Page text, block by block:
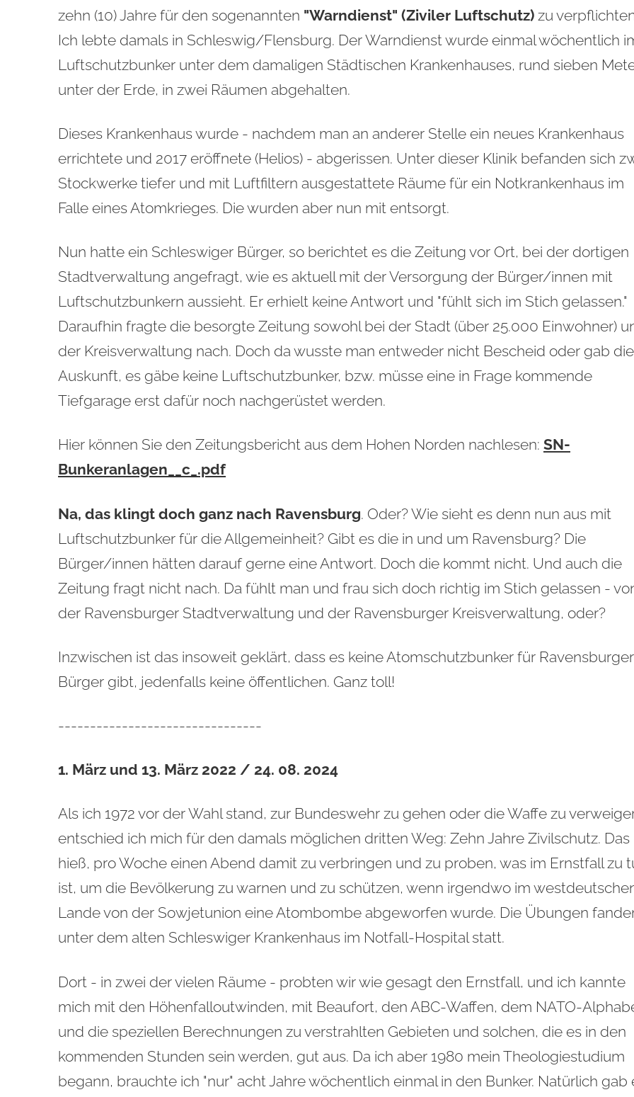
zehn (10) Jahre für den sogenannten "Warndienst" (Ziviler Luftschutz) zu
Ich lebte damals in Schleswig/Flensburg. Der Warndienst wurde einmal wöchentlich
Luftschutzbunker unter dem damaligen Städtischen Krankenhauses, rund sieben
unter der Erde, in zwei Räumen abgehalten.
Dieses Krankenhaus wurde - nachdem man an anderer Stelle ein neues Krankenhaus
errichtete und 2017 eröffnete (Helios) - abgerissen. Unter dieser Klinik befanden sich
Stockwerke tiefer und mit Luftfiltern ausgestattete Räume für ein Notkrankenhaus im
Falle eines Atomkrieges. Die wurden aber nun mit entsorgt.
Nun hatte ein Schleswiger Bürger, so berichtet es die Zeitung vor Ort, bei der dortigen
Stadtverwaltung angefragt, wie es aktuell mit der Versorgung der Bürger/innen mit
Luftschutzbunkern aussieht. Er erhielt keine Antwort und "fühlt sich im Stich gelassen."
Daraufhin fragte die besorgte Zeitung sowohl bei der Stadt (über 25.000 Einwohner)
der Kreisverwaltung nach. Doch da wusste man entweder nicht Bescheid oder gab die
Auskunft, es gäbe keine Luftschutzbunker, bzw. müsse eine in Frage kommende
Tiefgarage erst dafür noch nachgerüstet werden.
Hier können Sie den Zeitungsbericht aus dem Hohen Norden nachlesen: SN-
Bunkeranlagen__c_.pdf
Na, das klingt doch ganz nach Ravensburg. Oder? Wie sieht es denn nun aus mit
Luftschutzbunker für die Allgemeinheit? Gibt es die in und um Ravensburg? Die
Bürger/innen hätten darauf gerne eine Antwort. Doch die kommt nicht. Und auch die
Zeitung fragt nicht nach. Da fühlt man und frau sich doch richtig im Stich gelassen -
der Ravensburger Stadtverwaltung und der Ravensburger Kreisverwaltung, oder?
Inzwischen ist das insoweit geklärt, dass es keine Atomschutzbunker für Ravensburger
Bürger gibt, jedenfalls keine öffentlichen. Ganz toll!
--------------------------------
1. März und 13. März 2022 / 24. 08. 2024
Als ich 1972 vor der Wahl stand, zur Bundeswehr zu gehen oder die Waffe zu
entschied ich mich für den damals möglichen dritten Weg: Zehn Jahre Zivilschutz. Das
hieß, pro Woche einen Abend damit zu verbringen und zu proben, was im Ernstfall zu
ist, um die Bevölkerung zu warnen und zu schützen, wenn irgendwo im
Lande von der Sowjetunion eine Atombombe abgeworfen wurde. Die Übungen
unter dem alten Schleswiger Krankenhaus im Notfall-Hospital statt.
Dort - in zwei der vielen Räume - probten wir wie gesagt den Ernstfall, und ich kannte
mich mit den Höhenfalloutwinden, mit Beaufort, den ABC-Waffen, dem NATO-
und die speziellen Berechnungen zu verstrahlten Gebieten und solchen, die es in den
kommenden Stunden sein werden, gut aus. Da ich aber 1980 mein Theologiestudium
begann, brauchte ich "nur" acht Jahre wöchentlich einmal in den Bunker. Natürlich gab